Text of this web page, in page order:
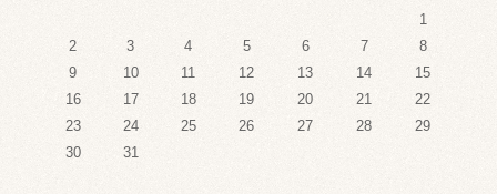
1
2
3 4 5 6 7
8
9
10 11 12 13 14
15
16
17 18 19 20 21
22
23
24 25 26 27 28
29
30
31